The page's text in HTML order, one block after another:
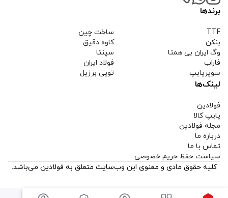
برندها
TTF
بنکن
وگ ایران بی همتا
فاراب
سوپرپایپ
ساخت چین
کاوه دقیق
سپنتا
فولاد ایران
توپی برزیل
لینک‌ها
فولادین
پایپ کالا
مجله فولادین
درباره ما
تماس با ما
سیاست حفظ حریم خصوصی
کلیه حقوق مادی و معنوی این وب‌سایت متعلق به فولادین می‌باشد.